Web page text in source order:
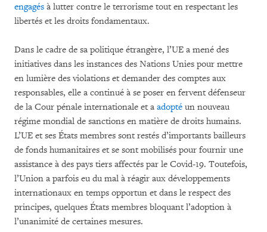
engagés à lutter contre le terrorisme tout en respectant les
libertés et les droits fondamentaux.
Dans le cadre de sa politique étrangère, l’UE a mené des
initiatives dans les instances des Nations Unies pour mettre
en lumière des violations et demander des comptes aux
responsables, elle a continué à se poser en fervent défenseur
de la Cour pénale internationale et a adopté un nouveau
régime mondial de sanctions en matière de droits humains.
L’UE et ses États membres sont restés d’importants bailleurs
de fonds humanitaires et se sont mobilisés pour fournir une
assistance à des pays tiers affectés par le Covid-19. Toutefois,
l’Union a parfois eu du mal à réagir aux développements
internationaux en temps opportun et dans le respect des
principes, quelques États membres bloquant l’adoption à
l’unanimité de certaines mesures.